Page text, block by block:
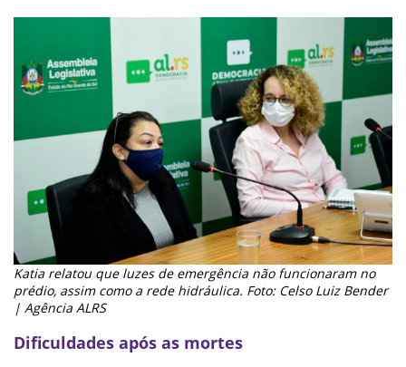
Katia relatou que luzes de emergência não funcionaram no
prédio, assim como a rede hidráulica. Foto: Celso Luiz Bender
| Agência ALRS
Dificuldades após as mortes